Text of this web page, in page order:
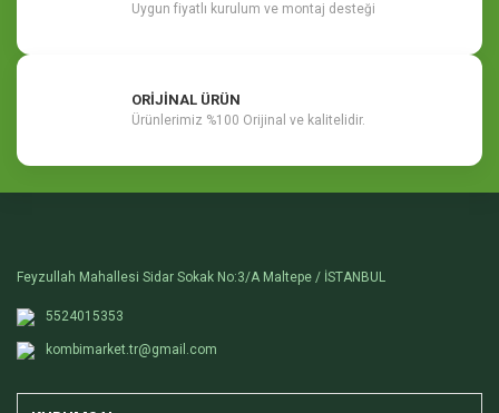
Uygun fiyatlı kurulum ve montaj desteği
ORİJİNAL ÜRÜN
Ürünlerimiz %100 Orijinal ve kalitelidir.
Feyzullah Mahallesi Sidar Sokak No:3/A Maltepe / İSTANBUL
5524015353
kombimarket.tr@gmail.com